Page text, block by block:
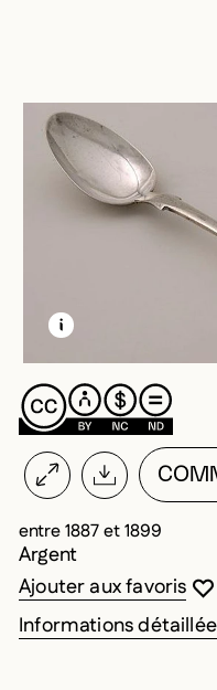
EN SAVOIR
OUVRIR LA
entre 1887 et 1899
Argent
Vous
Fermer la
Ouvrir la
Ajouter aux favoris
Informations